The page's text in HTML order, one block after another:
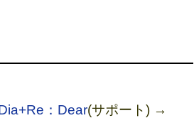
：Dear(サポート) →